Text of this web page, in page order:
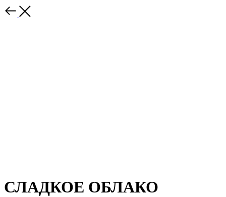
СЛАДКОЕ ОБЛАКО